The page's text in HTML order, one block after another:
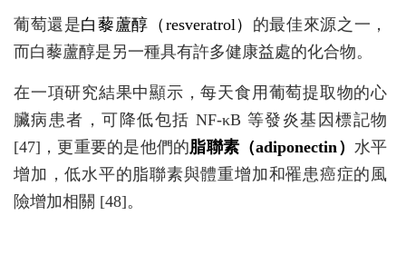
葡萄還是白藜蘆醇（resveratrol） 的最佳來源之一，
而白藜蘆醇是另一種具有許多健康益處的化合物。
在一項研究結果中顯示，每天食用葡萄提取物的心
臟病患者，可降低包括 NF-κB 等發炎基因標記物
[47]，更重要的是他們的脂聯素（adiponectin） 水平
增加，低水平的脂聯素與體重增加和罹患癌症的風
險增加相關 [48]。